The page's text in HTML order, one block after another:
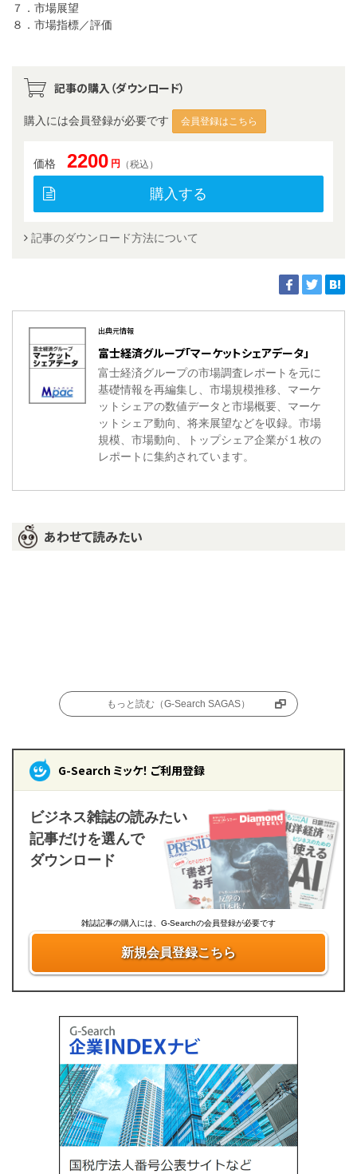
７．市場展望
８．市場指標／評価
記事の購入（ダウンロード）
購入には会員登録が必要です 会員登録はこちら
価格 2200 円 （税込）
購入する
記事のダウンロード方法について
出典元情報
富士経済グループ「マーケットシェアデータ」
富士経済グループの市場調査レポートを元に
基礎情報を再編集し、市場規模推移、マーケ
ットシェアの数値データと市場概要、マーケ
ットシェア動向、将来展望などを収録。市場
規模、市場動向、トップシェア企業が１枚の
レポートに集約されています。
あわせて読みたい
もっと読む（G-Search SAGAS）
G-Search ミッケ！ ご利用登録
ビジネス雑誌の読みたい
記事だけを選んで
ダウンロード
雑誌記事の購入には、G-Searchの会員登録が必要です
新規会員登録こちら